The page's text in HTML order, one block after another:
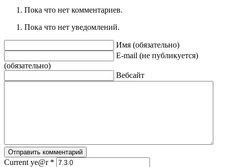
Пока что нет комментариев.
Пока что нет уведомлений.
Имя (обязательно)
E-mail (не публикуется)
(обязательно)
Вебсайт
Current ye@r *